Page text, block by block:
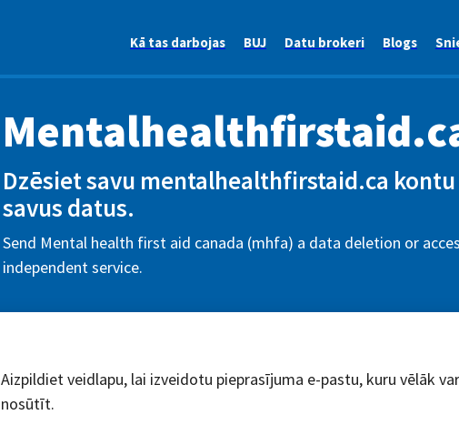
Kā tas darbojas BUJ Datu brokeri Blogs
Dzēsiet savu mentalhealthfirstaid.ca
savus datus.
Send Mental health first aid canada (mhfa) a data deletion or
independent service.
Aizpildiet veidlapu, lai izveidotu pieprasījuma e-pastu, kuru vēlāk
nosūtīt.